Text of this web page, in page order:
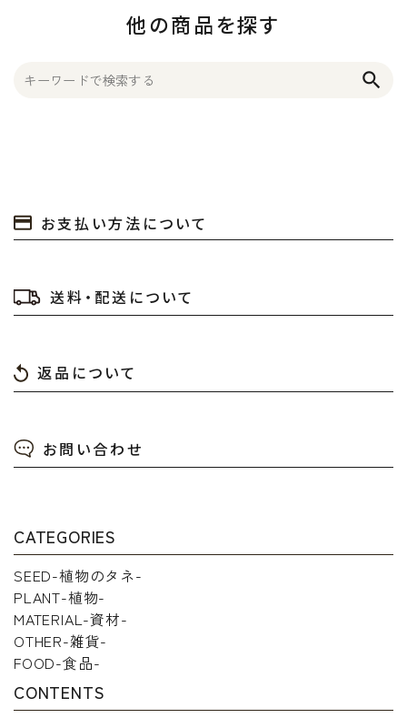
他の商品を探す
search
お支払い方法について
送料・配送について
返品について
お問い合わせ
CATEGORIES
SEED-植物のタネ-
PLANT-植物-
MATERIAL-資材-
OTHER-雑貨-
FOOD-食品-
CONTENTS